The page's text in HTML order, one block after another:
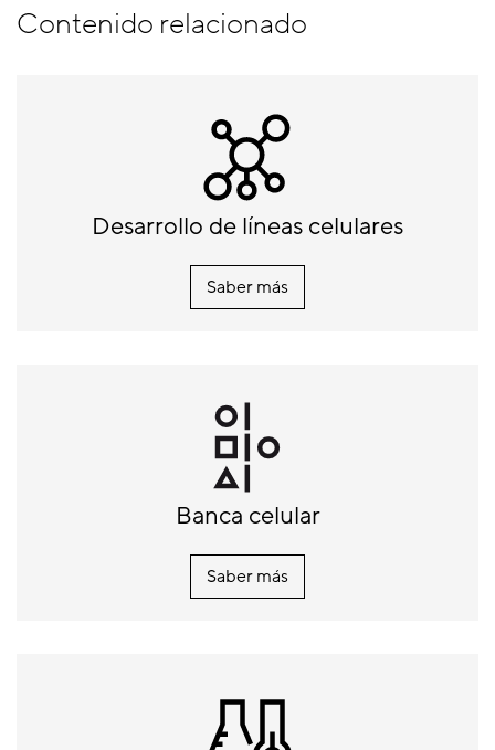
Contenido relacionado
Desarrollo de líneas celulares
Saber más
Banca celular
Saber más